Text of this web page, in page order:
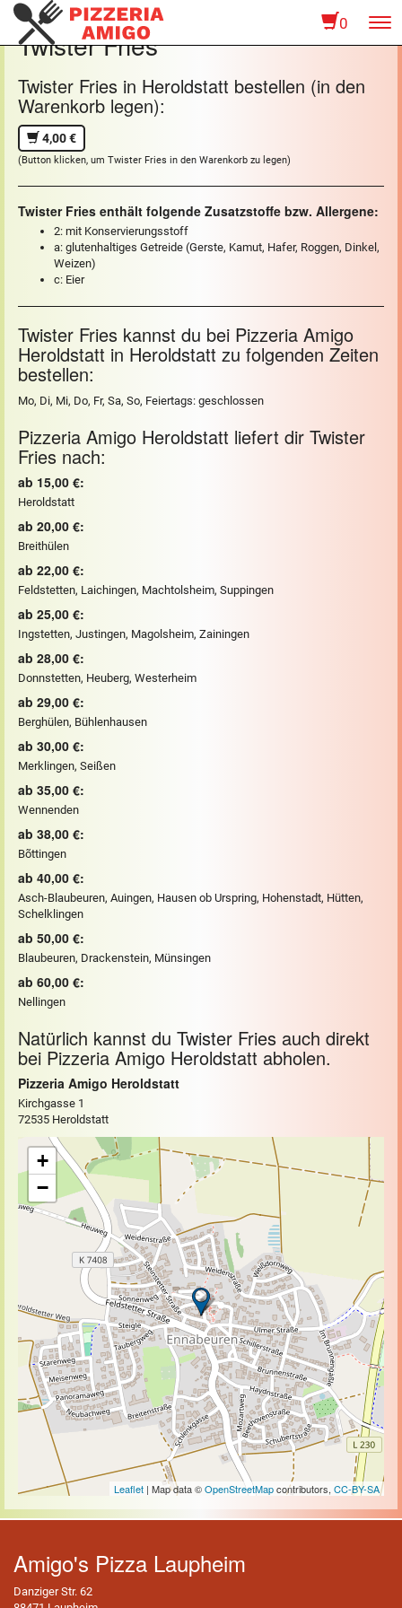
0
Twister Fries
Twister Fries in Heroldstatt bestellen (in den
Warenkorb legen):
4,00 €
(Button klicken, um Twister Fries in den Warenkorb zu legen)
Twister Fries enthält folgende Zusatzstoffe bzw. Allergene:
2: mit Konservierungsstoff
a: glutenhaltiges Getreide (Gerste, Kamut, Hafer, Roggen, Dinkel,
Weizen)
c: Eier
Twister Fries kannst du bei Pizzeria Amigo
Heroldstatt in Heroldstatt zu folgenden Zeiten
bestellen:
Mo, Di, Mi, Do, Fr, Sa, So, Feiertags: geschlossen
Pizzeria Amigo Heroldstatt liefert dir Twister
Fries nach:
ab 15,00 €:
Heroldstatt
ab 20,00 €:
Breithülen
ab 22,00 €:
Feldstetten, Laichingen, Machtolsheim, Suppingen
ab 25,00 €:
Ingstetten, Justingen, Magolsheim, Zainingen
ab 28,00 €:
Donnstetten, Heuberg, Westerheim
ab 29,00 €:
Berghülen, Bühlenhausen
ab 30,00 €:
Merklingen, Seißen
ab 35,00 €:
Wennenden
ab 38,00 €:
Bõttingen
ab 40,00 €:
Asch-Blaubeuren, Auingen, Hausen ob Urspring, Hohenstadt, Hütten,
Schelklingen
ab 50,00 €:
Blaubeuren, Drackenstein, Münsingen
ab 60,00 €:
Nellingen
Natürlich kannst du Twister Fries auch direkt
bei Pizzeria Amigo Heroldstatt abholen.
Pizzeria Amigo Heroldstatt
Kirchgasse 1
72535 Heroldstatt
+
−
Leaflet | Map data ©OpenStreetMapcontributors, CC-BY-SA
Amigo's Pizza Laupheim
Danziger Str. 62